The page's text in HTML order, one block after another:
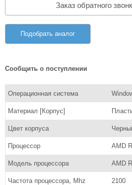
Заказ обратного
Подобрать аналог
Сообщить о поступлении
Операционная система
Материал [Корпус]
Цвет корпуса
Процессор AMD
Модель процессора AMD
Частота процессора, Mhz 2100